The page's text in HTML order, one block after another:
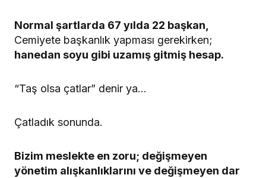
Normal şartlarda 67 yılda 22 başkan,
Cemiyete başkanlık yapması gerekirken;
hanedan soyu gibi uzamış gitmiş hesap.
“Taş olsa çatlar” denir ya…
Çatladık sonunda.
Bizim meslekte en zoru; değişmeyen
yönetim alışkanlıklarını ve değişmeyen dar